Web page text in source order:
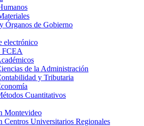
Órganos de Gobierno
electrónico
FCEA
de la Administración
y Tributaria
Cuantitativos
Montevideo
Centros Universitarios Regionales